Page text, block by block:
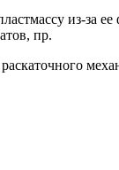
из-за
пр.